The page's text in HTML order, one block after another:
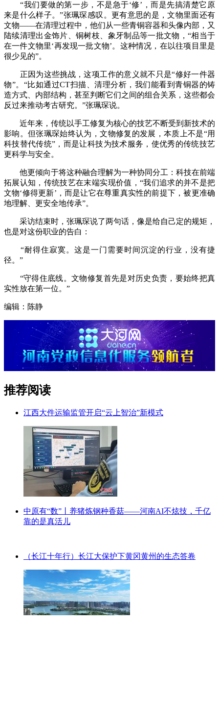
“我们要做的第一步，不是急于‘修’，而是先搞清楚它原
来是什么样子。”张珮琛感叹。更有意思的是，文物里面还有
文物——在清理过程中，他们从一些青铜容器和头像内部，又
陆续清理出金饰片、铜树枝、象牙制品等一批文物，“相当于
在一件文物里‘再发现一批文物’。这种情况，在以往项目里是
很少见的”。
正因为这些挑战，这项工作的意义就不只是“修好一件器
物”。“比如通过CT扫描、清理分析，我们能看到青铜器的铸
造方式、内部结构，甚至判断它们之间的组合关系，这些都会
反过来推动考古研究。”张珮琛说。
近年来，传统以手工修复为核心的技艺不断受到新技术的
影响。但张珮琛始终认为，文物修复的发展，本质上不是“用
科技替代传统”，而是让科技为技术服务，使优秀的传统技艺
更科学与安全。
他更倾向于将这种融合理解为一种协同分工：科技在前端
拓展认知，传统技艺在末端实现价值，“我们追求的并不是把
文物‘修得更新’，而是让它在尊重真实性的前提下，被更准确
地理解、更安全地传承”。
采访结束时，张珮琛说了两句话，像是给自己定的规矩，
也是对这份职业的告白：
“耐得住寂寞。这是一门需要时间沉淀的行业，没有捷
径。”
“守得住底线。文物修复首先是对历史负责，要始终把真
实性放在第一位。”
编辑：陈静
推荐阅读
江西大件运输监管开启“云上智治”新模式
中原有“数”丨养猪炼钢种香菇——河南AI不炫技，千亿
靠的是真活儿
（长江十年行）长江大保护下黄冈黄州的生态答卷